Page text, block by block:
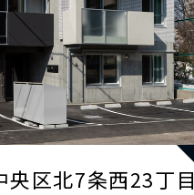
央区北7条西23丁目